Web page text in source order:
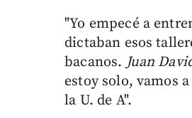
"Yo empecé a
dictaban esos
bacanos.Juan
estoy solo, vamos
la U. de A".